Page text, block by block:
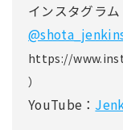
インスタグラム
https://
）
YouTube：